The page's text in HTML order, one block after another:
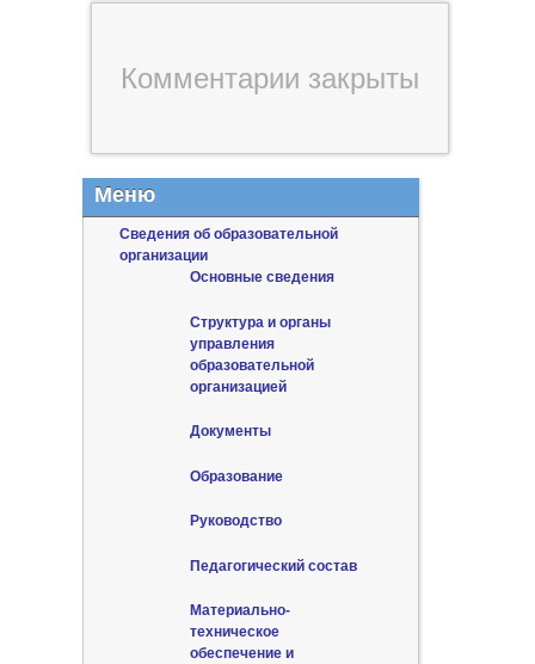
Комментарии закрыты
Меню
Сведения об образовательной
организации
Основные сведения
Структура и органы
управления
образовательной
организацией
Документы
Образование
Руководство
Педагогический состав
Материально-
техническое
обеспечение и